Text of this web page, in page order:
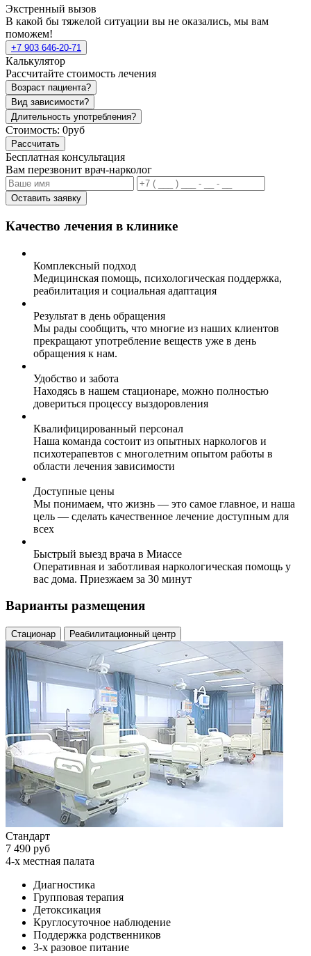
Экстренный вызов
В какой бы тяжелой ситуации вы не оказались, мы вам
поможем!
+7 903 646-20-71
Калькулятор
Рассчитайте стоимость лечения
Возраст пациента?
Вид зависимости?
Длительность употребления?
Стоимость: 0руб
Рассчитать
Бесплатная консультация
Вам перезвонит врач-нарколог
Оставить заявку
Качество лечения в клинике
Комплексный подход
Медицинская помощь, психологическая поддержка,
реабилитация и социальная адаптация
Результат в день обращения
Мы рады сообщить, что многие из наших клиентов
прекращают употребление веществ уже в день
обращения к нам.
Удобство и забота
Находясь в нашем стационаре, можно полностью
довериться процессу выздоровления
Квалифицированный персонал
Наша команда состоит из опытных наркологов и
психотерапевтов с многолетним опытом работы в
области лечения зависимости
Доступные цены
Мы понимаем, что жизнь — это самое главное, и наша
цель — сделать качественное лечение доступным для
всех
Быстрый выезд врача в Миассе
Оперативная и заботливая наркологическая помощь у
вас дома. Приезжаем за 30 минут
Варианты размещения
Стационар Реабилитационный центр
Стандарт
7 490 руб
4-х местная палата
Диагностика
Групповая терапия
Детоксикация
Круглосуточное наблюдение
Поддержка родственников
3-х разовое питание